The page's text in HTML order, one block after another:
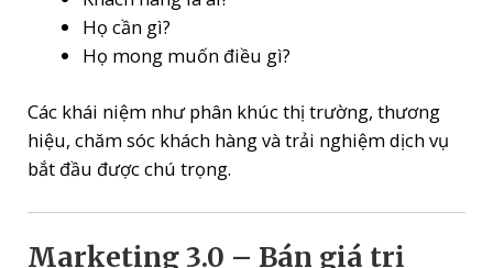
Họ cần gì?
Họ mong muốn điều gì?
Các khái niệm như phân khúc thị trường, thương
hiệu, chăm sóc khách hàng và trải nghiệm dịch vụ
bắt đầu được chú trọng.
Marketing 3.0 – Bán giá trị